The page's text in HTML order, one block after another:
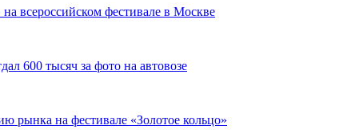
всероссийском фестивале в Москве
600 тысяч за фото на автовозе
рынка на фестивале «Золотое кольцо»